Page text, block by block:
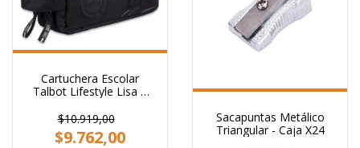
Cartuchera Escolar
Talbot Lifestyle Lisa 2
$10.919,00
$9.762,00
Sacapuntas Metálico
Triangular - Caja X24